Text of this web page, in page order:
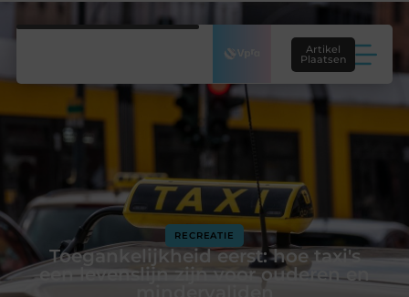
Artikel
Plaatsen
RECREATIE
Toegankelijkheid eerst: hoe taxi's
een levenslijn zijn voor ouderen en
mindervaliden